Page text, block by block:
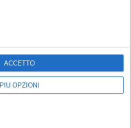
PIÙ OPZIONI
ACCETTO